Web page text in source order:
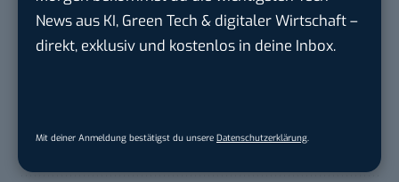
News aus KI, Green Tech & digitaler Wirtschaft –
direkt, exklusiv und kostenlos in deine Inbox.
Mit deiner Anmeldung bestätigst du unsere Datenschutzerklärung.
München